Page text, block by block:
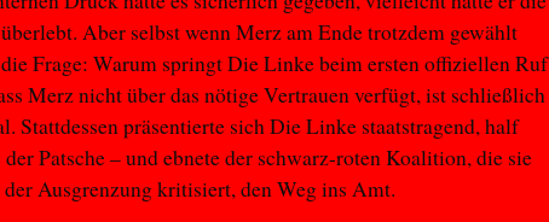
Aber selbst wenn Merz am Ende trotzdem gewählt
Frage: Warum springt Die Linke beim ersten offiziellen Ruf
Merz nicht über das nötige Vertrauen verfügt, ist schließlich
Stattdessen präsentierte sich Die Linke staatstragend, half
Patsche – und ebnete der schwarz-roten Koalition, die sie
der Ausgrenzung kritisiert, den Weg ins Amt.